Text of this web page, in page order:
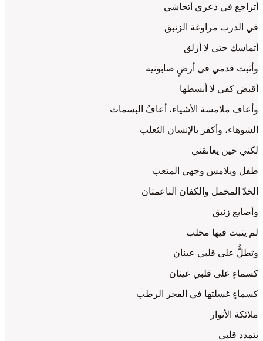
أتراجع في ذعري أتحاشي
في الدرب مراوغة الزئبق
أتماسك حتى لا أزلق
وأثبت قدمي في أرضٍ صابونيه
أقبض كفي لا أبسطها
وأعاف ملامسة الأشياء، أعافُ البسمات
الشوهاء، وأكفر بالإنسان الثعلب
لكني حين يعانقني
طفل ويلامس وجهي المتعب
الخدّ المخمل والكفان الناعمتان
وأصابع زنبق
لم ينبت فيها مخلب
وتطلُّ على قلبي عينان
كسماءٍ على قلبي عينان
كسماءٍ غسلتها في الفجر الرطب
ملائكة الأنوار
يتمدد قلبي